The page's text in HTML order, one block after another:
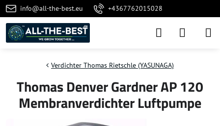
info@all-the-best.eu +4367762015028
Verdichter Thomas Rietschle (YASUNAGA)
Thomas Denver Gardner AP 120
Membranverdichter Luftpumpe